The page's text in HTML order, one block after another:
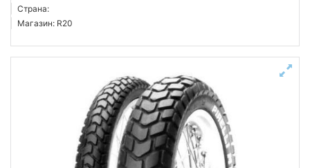
Страна:
Магазин: R20